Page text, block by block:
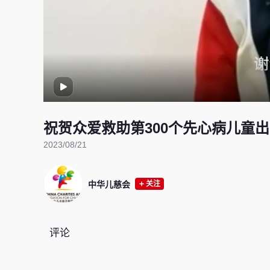
祝贺众爱救助第300个先心病儿童
2023/08/21
中华儿慈会 关注
评论